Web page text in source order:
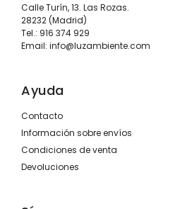
Calle Turín, 13. Las Rozas.
28232 (Madrid)
Tel.: 916 374 929
Email: info@luzambiente.com
Ayuda
Contacto
Información sobre envíos
Condiciones de venta
Devoluciones